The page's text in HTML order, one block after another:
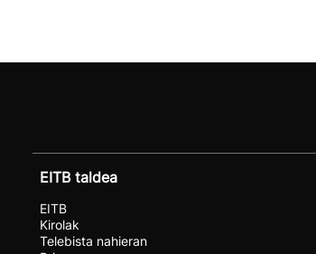
EITB taldea
EITB
Kirolak
Telebista nahieran